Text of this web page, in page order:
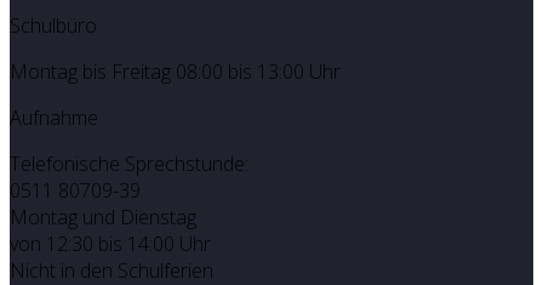
Schulbüro
Montag bis Freitag 08:00 bis 13:00 Uhr
Aufnahme
Telefonische Sprechstunde:
0511 80709-39
Montag und Dienstag
von 12:30 bis 14:00 Uhr
Nicht in den Schulferien